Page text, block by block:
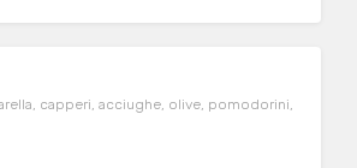
capperi, acciughe, olive, pomodorini,